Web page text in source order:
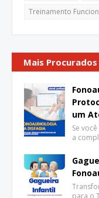
Treinamento
Mais Procurados
um
Se
a
para o